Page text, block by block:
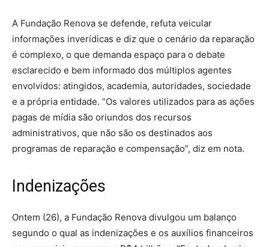
A Fundação Renova se defende, refuta veicular
informações inverídicas e diz que o cenário da reparação
é complexo, o que demanda espaço para o debate
esclarecido e bem informado dos múltiplos agentes
envolvidos: atingidos, academia, autoridades, sociedade
e a própria entidade. “Os valores utilizados para as ações
pagas de mídia são oriundos dos recursos
administrativos, que não são os destinados aos
programas de reparação e compensação”, diz em nota.
Indenizações
Ontem (26), a Fundação Renova divulgou um balanço
segundo o qual as indenizações e os auxílios financeiros